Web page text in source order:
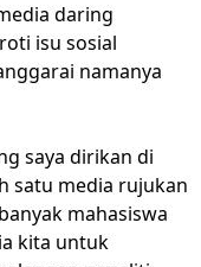
daring
isu sosial
namanya
saya dirikan di
satu media rujukan
mahasiswa
kita untuk